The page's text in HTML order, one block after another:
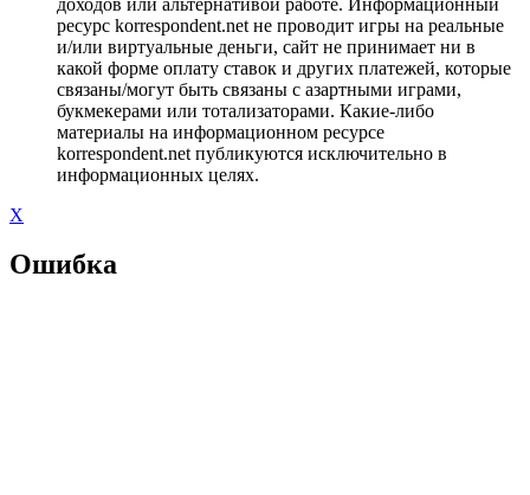
ресурс korrespondent.net не проводит игры на реальные
и/или виртуальные деньги, сайт не принимает ни в
какой форме оплату ставок и других платежей, которые
связаны/могут быть связаны с азартными играми,
букмекерами или тотализаторами. Какие-либо
материалы на информационном ресурсе
korrespondent.net публикуются исключительно в
информационных целях.
X
Ошибка